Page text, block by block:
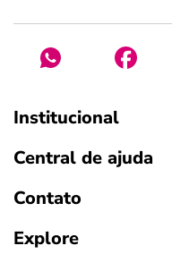
Institucional
Central de ajuda
Contato
Explore